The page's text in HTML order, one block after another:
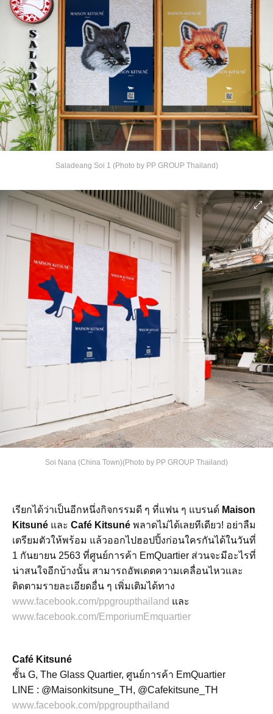
Saladeang Soi 1 (Photo by PP GROUP Thailand)
Soi Nana (China Town)(Photo by PP GROUP Thailand)
เรียกได้ว่าเป็นอีกหนึ่งกิจกรรมดี ๆ ที่แฟน ๆ แบรนด์ Maison
Kitsuné และ Café Kitsuné พลาดไม่ได้เลยทีเดียว! อย่าลืม
เตรียมตัวให้พร้อม แล้วออกไปฮอปปิ้งก่อนใครกันได้ในวันที่
1 กันยายน 2563 ที่ศูนย์การค้า EmQuartier ส่วนจะมีอะไรที่
น่าสนใจอีกบ้างนั้น สามารถอัพเดตความเคลื่อนไหวและ
ติดตามรายละเอียดอื่น ๆ เพิ่มเติมได้ทาง
www.facebook.com/ppgroupthailand และ
www.facebook.com/EmporiumEmquartier
Café Kitsuné
ชั้น G, The Glass Quartier, ศูนย์การค้า EmQuartier
LINE : @Maisonkitsune_TH, @Cafekitsune_TH
www.facebook.com/ppgroupthailand